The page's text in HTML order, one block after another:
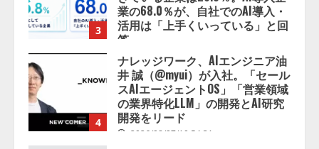
3
業の68.0％が、自社でのAI導入・
活用は「上手くいっている」と回
答
2026/08/07/13:53:50
4
ナレッジワーク、AIエンジニア油
井 誠（@myui）が入社。「セール
スAIエージェントOS」「営業領域
の業界特化LLM」の開発とAI研究
開発をリード
2026/08/07/10:54:31